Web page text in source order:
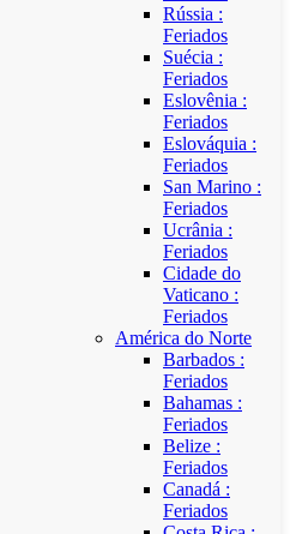
Rússia :
Feriados
Suécia :
Feriados
Eslovênia :
Feriados
Eslováquia :
Feriados
San Marino :
Feriados
Ucrânia :
Feriados
Cidade do
Vaticano :
Feriados
América do Norte
Barbados :
Feriados
Bahamas :
Feriados
Belize :
Feriados
Canadá :
Feriados